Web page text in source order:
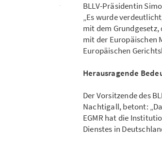
BLLV-Präsidentin
„Es wurde
mit dem
mit der Europäischen
Europäischen
Herausragende
Der Vorsitzende des
Nachtigall, betont:
EGMR hat die
Dienstes in